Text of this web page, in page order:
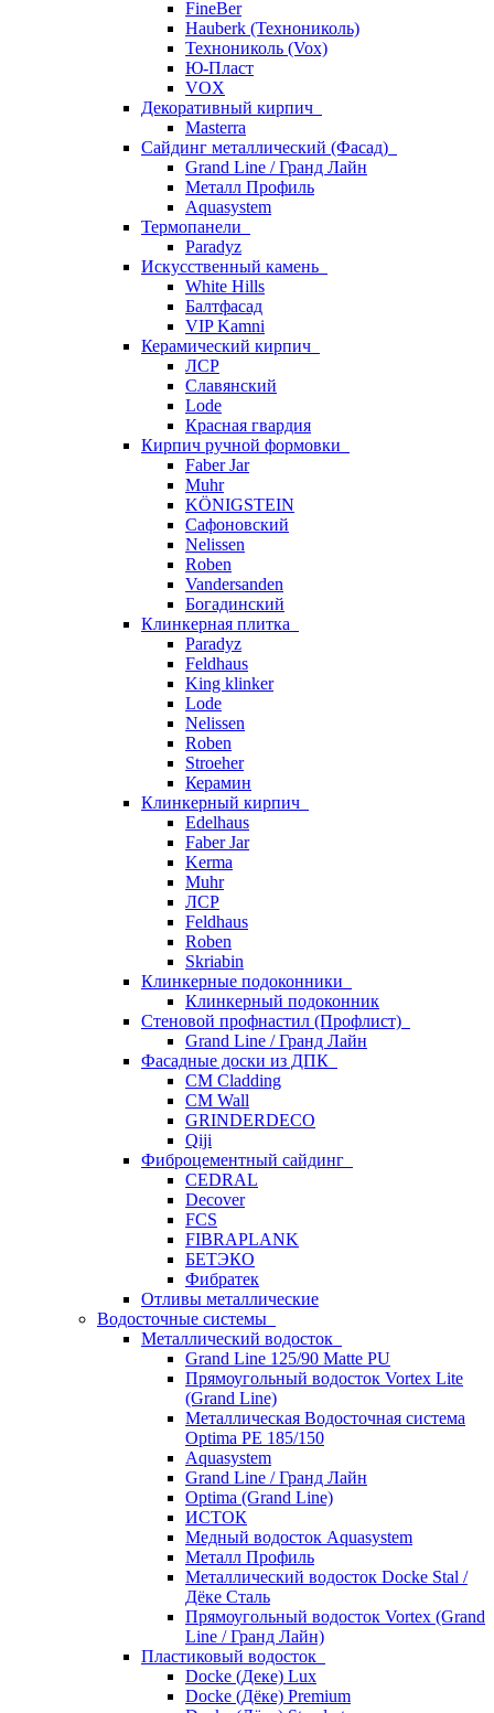
FineBer
Hauberk (Технониколь)
Технониколь (Vox)
Ю-Пласт
VOX
Декоративный кирпич
Masterra
Сайдинг металлический (Фасад)
Grand Line / Гранд Лайн
Металл Профиль
Aquasystem
Термопанели
Paradyz
Искусственный камень
White Hills
Балтфасад
VIP Kamni
Керамический кирпич
ЛСР
Славянский
Lode
Красная гвардия
Кирпич ручной формовки
Faber Jar
Muhr
KÖNIGSTEIN
Сафоновский
Nelissen
Roben
Vandersanden
Богадинский
Клинкерная плитка
Paradyz
Feldhaus
King klinker
Lode
Nelissen
Roben
Stroeher
Керамин
Клинкерный кирпич
Edelhaus
Faber Jar
Kerma
Muhr
ЛСР
Feldhaus
Roben
Skriabin
Клинкерные подоконники
Клинкерный подоконник
Стеновой профнастил (Профлист)
Grand Line / Гранд Лайн
Фасадные доски из ДПК
CM Cladding
CM Wall
GRINDERDECO
Qiji
Фиброцементный сайдинг
CEDRAL
Decover
FCS
FIBRAPLANK
БЕТЭКО
Фибратек
Отливы металлические
Водосточные системы
Металлический водосток
Grand Line 125/90 Matte PU
Прямоугольный водосток Vortex Lite
(Grand Line)
Металлическая Водосточная система
Optima PE 185/150
Aquasystem
Grand Line / Гранд Лайн
Optima (Grand Line)
ИСТОК
Медный водосток Aquasystem
Металл Профиль
Металлический водосток Docke Stal /
Дёке Сталь
Прямоугольный водосток Vortex (Grand
Line / Гранд Лайн)
Пластиковый водосток
Docke (Деке) Lux
Docke (Дёке) Premium